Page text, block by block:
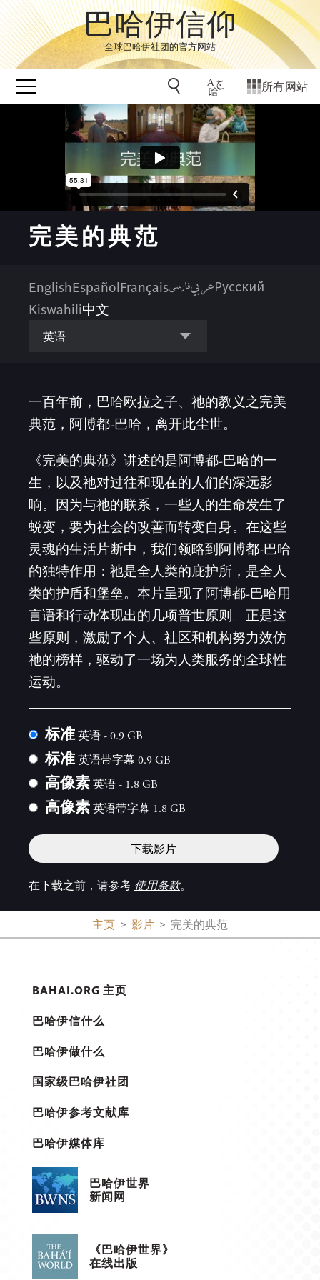
巴哈伊信仰
全球巴哈伊社团的官方网站
所有网站
完美的典范
EnglishEspañolFrançaisفارسیعربيРусский
Kiswahili中文
英语
一百年前，巴哈欧拉之子、祂的教义之完美
典范，阿博都-巴哈，离开此尘世。
《完美的典范》讲述的是阿博都-巴哈的一
生，以及祂对过往和现在的人们的深远影
响。因为与祂的联系，一些人的生命发生了
蜕变，要为社会的改善而转变自身。在这些
灵魂的生活片断中，我们领略到阿博都-巴哈
的独特作用：祂是全人类的庇护所，是全人
类的护盾和堡垒。本片呈现了阿博都-巴哈用
言语和行动体现出的几项普世原则。正是这
些原则，激励了个人、社区和机构努力效仿
祂的榜样，驱动了一场为人类服务的全球性
运动。
标准英语 - 0.9 GB
标准英语带字幕 0.9 GB
高像素英语 - 1.8 GB
高像素英语带字幕 1.8 GB
下载影片
在下载之前，请参考 使用条款。
主页 影片 完美的典范
BAHAI.ORG 主页
巴哈伊信什么
巴哈伊做什么
国家级巴哈伊社团
巴哈伊参考文献库
巴哈伊媒体库
巴哈伊世界
新闻网
《巴哈伊世界》
在线出版